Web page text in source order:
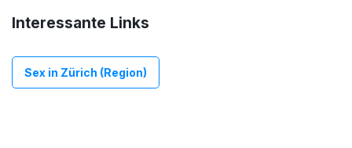
Interessante Links
Sex in Zürich (Region)